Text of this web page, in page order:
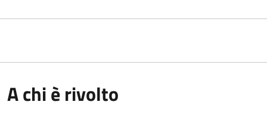
A chi è rivolto